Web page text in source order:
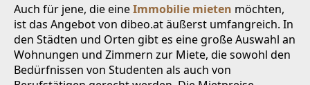
Auch für jene, die eineImmobilie mieten möchten,
ist das Angebot von dibeo.at äußerst umfangreich. In
den Städten und Orten gibt es eine große Auswahl an
Wohnungen und Zimmern zur Miete, die sowohl den
Bedürfnissen von Studenten als auch von